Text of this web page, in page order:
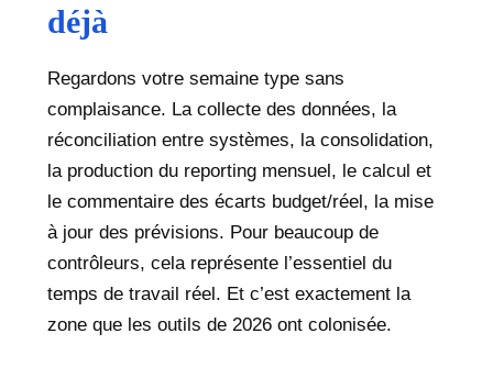
déjà
Regardons votre semaine type sans
complaisance. La collecte des données, la
réconciliation entre systèmes, la consolidation,
la production du reporting mensuel, le calcul et
le commentaire des écarts budget/réel, la mise
à jour des prévisions. Pour beaucoup de
contrôleurs, cela représente l’essentiel du
temps de travail réel. Et c’est exactement la
zone que les outils de 2026 ont colonisée.